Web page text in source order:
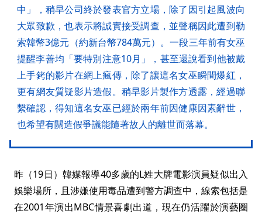
中」，稍早公司終於發表官方立場，除了因引起風波向
大眾致歉，也表示將誠實接受調查，並聲稱因此遭到勒
索韓幣3億元（約新台幣784萬元）。一段三年前有女巫
提醒李善均「要特別注意10月」，甚至還說看到他被戴
上手銬的影片在網上瘋傳，除了讓這名女巫瞬間爆紅，
更有網友質疑影片造假。稍早影片製作方透露，經過聯
繫確認，得知這名女巫已經於兩年前因健康因素辭世，
也希望有關造假爭議能隨著故人的離世而落幕。
昨（19日）韓媒報導40多歲的L姓大牌電影演員疑似出入
娛樂場所，且涉嫌使用毒品遭到警方調查中，線索包括是
在2001年演出MBC情景喜劇出道，現在仍活躍於演藝圈